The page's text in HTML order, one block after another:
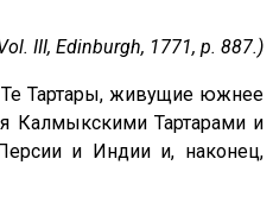
III, Edinburgh, 1771, p. 887.)
Те Тартары, живущие южнее
Калмыкскими Тартарами и
и Индии и, наконец,